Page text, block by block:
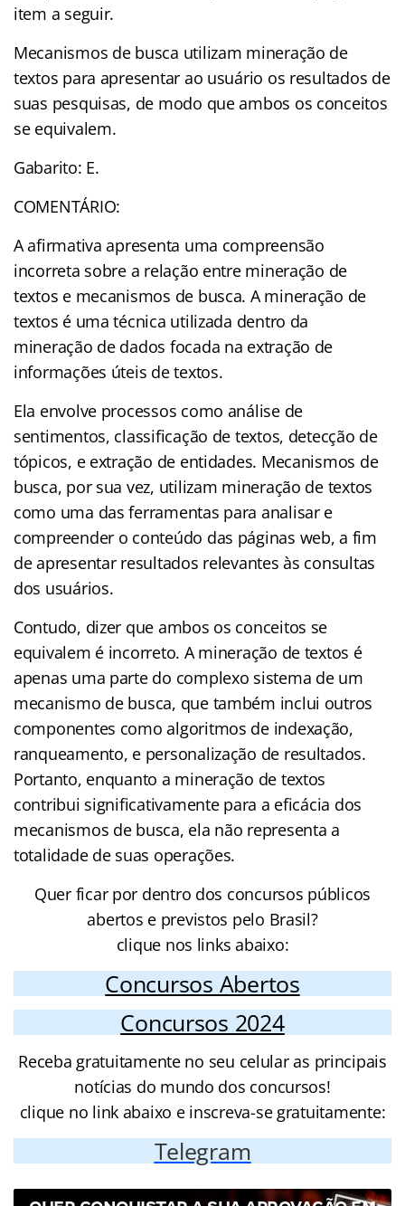
item a seguir.
Mecanismos de busca utilizam mineração de
textos para apresentar ao usuário os resultados de
suas pesquisas, de modo que ambos os conceitos
se equivalem.
Gabarito: E.
COMENTÁRIO:
A afirmativa apresenta uma compreensão
incorreta sobre a relação entre mineração de
textos e mecanismos de busca. A mineração de
textos é uma técnica utilizada dentro da
mineração de dados focada na extração de
informações úteis de textos.
Ela envolve processos como análise de
sentimentos, classificação de textos, detecção de
tópicos, e extração de entidades. Mecanismos de
busca, por sua vez, utilizam mineração de textos
como uma das ferramentas para analisar e
compreender o conteúdo das páginas web, a fim
de apresentar resultados relevantes às consultas
dos usuários.
Contudo, dizer que ambos os conceitos se
equivalem é incorreto. A mineração de textos é
apenas uma parte do complexo sistema de um
mecanismo de busca, que também inclui outros
componentes como algoritmos de indexação,
ranqueamento, e personalização de resultados.
Portanto, enquanto a mineração de textos
contribui significativamente para a eficácia dos
mecanismos de busca, ela não representa a
totalidade de suas operações.
Quer ficar por dentro dos concursos públicos
abertos e previstos pelo Brasil?
clique nos links abaixo:
Concursos Abertos
Concursos 2024
Receba gratuitamente no seu celular as principais
notícias do mundo dos concursos!
clique no link abaixo e inscreva-se gratuitamente:
Telegram